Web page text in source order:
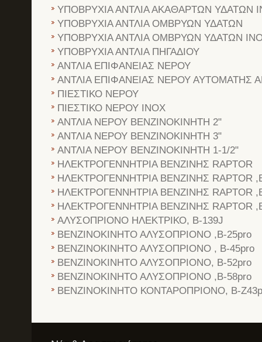
ΥΠΟΒΡΥΧΙΑ ΑΝΤΛΙΑ ΑΚΑΘΑΡΤΩΝ ΥΔΑΤΩΝ
ΥΠΟΒΡΥΧΙΑ ΑΝΤΛΙΑ ΟΜΒΡΥΩΝ ΥΔΑΤΩΝ
ΥΠΟΒΡΥΧΙΑ ΑΝΤΛΙΑ ΟΜΒΡΥΩΝ ΥΔΑΤΩΝ
ΥΠΟΒΡΥΧΙΑ ΑΝΤΛΙΑ ΠΗΓΑΔΙΟΥ
ΑΝΤΛΙΑ ΕΠΙΦΑΝΕΙΑΣ ΝΕΡΟΥ
ΑΝΤΛΙΑ ΕΠΙΦΑΝΕΙΑΣ ΝΕΡΟΥ ΑΥΤΟΜΑΤΗΣ
ΠΙΕΣΤΙΚΟ ΝΕΡΟΥ
ΠΙΕΣΤΙΚΟ ΝΕΡΟΥ ΙΝΟΧ
ΑΝΤΛΙΑ ΝΕΡΟΥ ΒΕΝΖΙΝΟΚΙΝΗΤΗ 2"
ΑΝΤΛΙΑ ΝΕΡΟΥ ΒΕΝΖΙΝΟΚΙΝΗΤΗ 3"
ΑΝΤΛΙΑ ΝΕΡΟΥ ΒΕΝΖΙΝΟΚΙΝΗΤΗ 1-1/2"
ΗΛΕΚΤΡΟΓΕΝΝΗΤΡΙΑ ΒΕΝΖΙΝΗΣ RAPTOR
ΗΛΕΚΤΡΟΓΕΝΝΗΤΡΙΑ ΒΕΝΖΙΝΗΣ RAPTOR
ΗΛΕΚΤΡΟΓΕΝΝΗΤΡΙΑ ΒΕΝΖΙΝΗΣ RAPTOR
ΗΛΕΚΤΡΟΓΕΝΝΗΤΡΙΑ ΒΕΝΖΙΝΗΣ RAPTOR
ΑΛΥΣΟΠΡΙΟΝΟ ΗΛΕΚΤΡΙΚΟ, B-139J
ΒΕΝΖΙΝΟΚΙΝΗΤΟ ΑΛΥΣΟΠΡΙΟΝΟ ,B-25pro
ΒΕΝΖΙΝΟΚΙΝΗΤΟ ΑΛΥΣΟΠΡΙΟΝΟ , B-45pro
ΒΕΝΖΙΝΟΚΙΝΗΤΟ ΑΛΥΣΟΠΡΙΟΝΟ, B-52pro
ΒΕΝΖΙΝΟΚΙΝΗΤΟ ΑΛΥΣΟΠΡΙΟΝΟ ,B-58pro
ΒΕΝΖΙΝΟΚΙΝΗΤΟ ΚΟΝΤΑΡΟΠΡΙΟΝΟ, B-